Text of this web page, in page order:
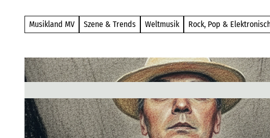
Musikland MV Szene & Trends Weltmusik Rock, Pop &